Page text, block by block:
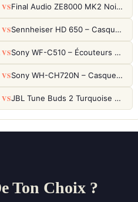
VS Final Audio ZE8000 MK2 Noir – Écouteurs True Wireless audiophiles 8K Sound
VS Sennheiser HD 650 – Casque audiophile ouvert pour l'écoute analytique
VS Sony WF-C510 – Écouteurs True Wireless compacts, autonomie 22h et multipoint
VS Sony WH-CH720N – Casque ANC 35h, Ultra-léger (192g) avec Processeur V1
VS JBL Tune Buds 2 Turquoise – Écouteurs True Wireless avec ANC et autonomie 48h
Ton Choix ?